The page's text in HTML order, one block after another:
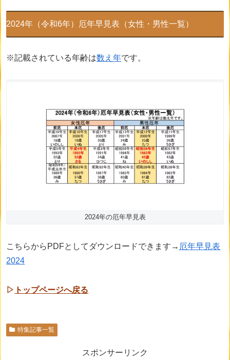
2024年（令和6年）厄年早見表（女性・男性一覧）
※記載されている年齢は数え年です。
2024年の厄年早見表
こちらからPDFとしてダウンロードできます→ 厄年早見表
2024
▷ トップページへ戻る
特集記事一覧
スポンサーリンク